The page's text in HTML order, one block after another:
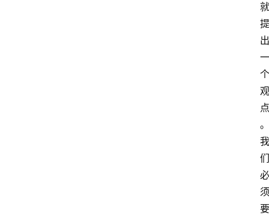
就
提
出
一
个
观
点
。
我
们
必
须
要